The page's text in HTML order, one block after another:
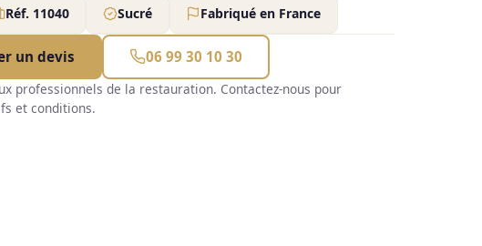
Réf. 11040 Sucré Fabriqué en France
un devis 06 99 30 10 30
professionnels de la restauration. Contactez-nous pour
et conditions.